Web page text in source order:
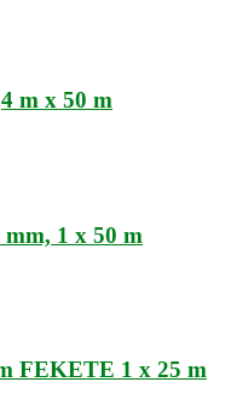
m x 50 m
1 x 50 m
FEKETE 1 x 25 m